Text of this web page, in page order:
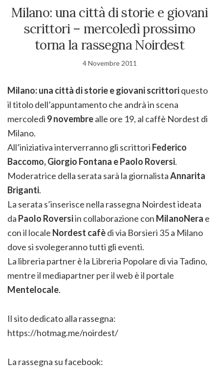
Milano: una città di storie e giovani
scrittori – mercoledì prossimo
torna la rassegna Noirdest
4 Novembre 2011
Milano: una città di storie e giovani scrittoriquesto
il titolo dell’appuntamento che andrà in scena
mercoledì 9 novembrealle ore 19, al caffè Nordest di
Milano.
All’iniziativa interverranno gli scrittori Federico
Baccomo, Giorgio Fontana e Paolo Roversi.
Moderatrice della serata sarà la giornalistaAnnarita
Briganti.
La serata s’inserisce nella rassegna Noirdest ideata
da Paolo Roversiin collaborazione con MilanoNera e
con il locale Nordest cafèdi via Borsieri 35 a Milano
dove si svolegeranno tutti gli eventi.
La libreria partner è la Libreria Popolare di via Tadino,
mentre il mediapartner per il web è il portale
Mentelocale.
Il sito dedicato alla rassegna:
https://hotmag.me/noirdest/
La rassegna su facebook: